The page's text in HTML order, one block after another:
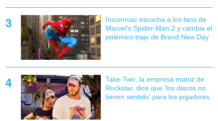
Insomniac escucha a los fans de
Marvel's Spider-Man 2 y cambia el
polémico traje de Brand New Day
Take-Two, la empresa matriz de
Rockstar, dice que 'los discos no
tienen sentido' para los jugadores